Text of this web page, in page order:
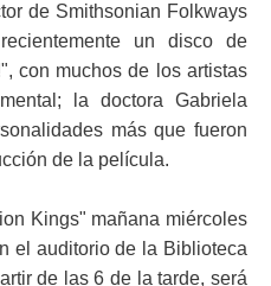
de Smithsonian Folkways
un disco de
con muchos de los artistas
la doctora Gabriela
más que fueron
de la película.
Kings" mañana miércoles
el auditorio de la Biblioteca
de las 6 de la tarde, será